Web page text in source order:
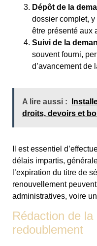
Dépôt de la
dossier complet,
être présenté aux
Suivi de la
souvent fourni,
d’avancement de
A lire aussi :
droits, devoirs et
Il est essentiel
délais impartis,
l’expiration du titre de
renouvellement
administratives, voire
Rédaction de
redoublement